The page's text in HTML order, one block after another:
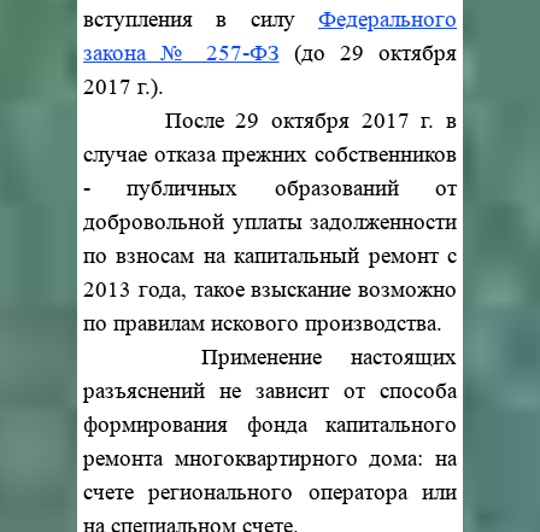
вступления в силу Федерального
закона № 257-ФЗ (до 29 октября
2017 г.).
После 29 октября 2017 г. в
случае отказа прежних собственников
- публичных образований от
добровольной уплаты задолженности
по взносам на капитальный ремонт с
2013 года, такое взыскание возможно
по правилам искового производства.
Применение настоящих
разъяснений не зависит от способа
формирования фонда капитального
ремонта многоквартирного дома: на
счете регионального оператора или
на специальном счете.